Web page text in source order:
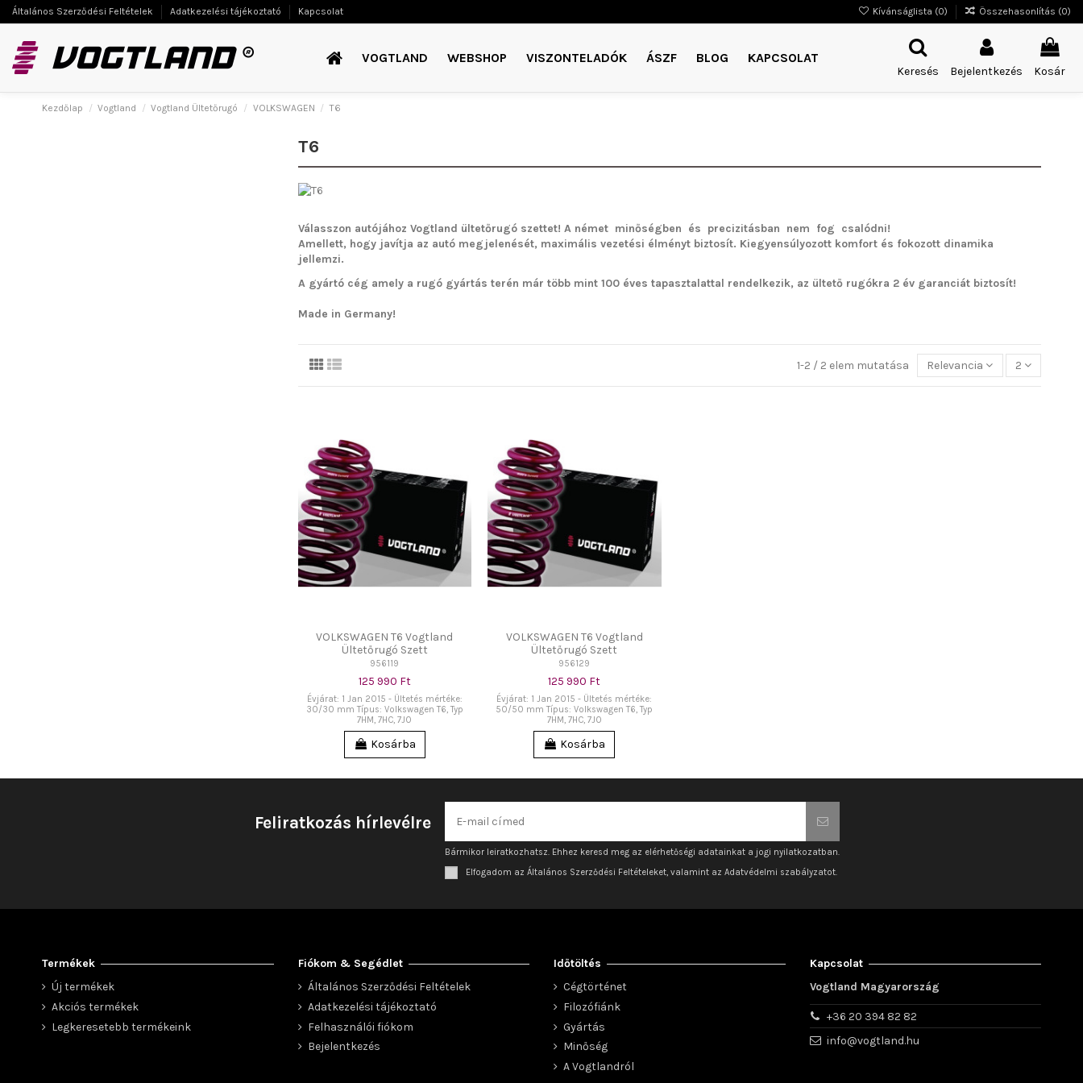
Általános Szerződési Feltételek Adatkezelési tájékoztató Kapcsolat Kívánságlista (0) Összehasonlítás (0)
VOGTLAND WEBSHOP VISZONTELADÓK ÁSZF BLOG KAPCSOLAT
Keresés Bejelentkezés Kosár
Kezdőlap Vogtland Vogtland Ültetőrugó VOLKSWAGEN T6
T6
Válasszon autójához Vogtland ültetőrugó szettet! A német minőségben és precizitásban nem fog csalódni!
Amellett, hogy javítja az autó megjelenését, maximális vezetési élményt biztosít. Kiegyensúlyozott komfort és fokozott dinamika
jellemzi.
A gyártó cég amely a rugó gyártás terén már több mint 100 éves tapasztalattal rendelkezik, az ültető rugókra 2 év garanciát biztosít!
Made in Germany!
1-2 / 2 elem mutatása Relevancia 2
VOLKSWAGEN T6 Vogtland
Ültetőrugó Szett
956119
125 990 Ft
Évjárat: 1 Jan 2015 - Ültetés mértéke:
30/30 mm Típus: Volkswagen T6, Typ
7HM, 7HC, 7JO
Kosárba
VOLKSWAGEN T6 Vogtland
Ültetőrugó Szett
956129
125 990 Ft
Évjárat: 1 Jan 2015 - Ültetés mértéke:
50/50 mm Típus: Volkswagen T6, Typ
7HM, 7HC, 7JO
Kosárba
Feliratkozás hírlevélre
Bármikor leiratkozhatsz. Ehhez keresd meg az elérhetőségi adatainkat a jogi nyilatkozatban.
Elfogadom az Általános Szerződési Feltételeket, valamint az Adatvédelmi szabályzatot.
Termékek
Új termékek
Akciós termékek
Legkeresetebb termékeink
Fiókom & Segédlet
Általános Szerződési Feltételek
Adatkezelési tájékoztató
Felhasználói fiókom
Bejelentkezés
Időtöltés
Cégtörténet
Filozófiánk
Gyártás
Minőség
A Vogtlandról
Kapcsolat
Vogtland Magyarország
+36 20 394 82 82
info@vogtland.hu